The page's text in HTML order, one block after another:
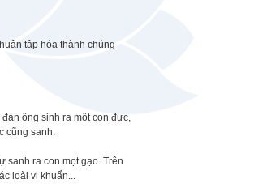
tập hóa thành chúng
ông sinh ra một con đực,
cũng sanh.
sanh ra con mọt gạo. Trên
loài vi khuẩn...